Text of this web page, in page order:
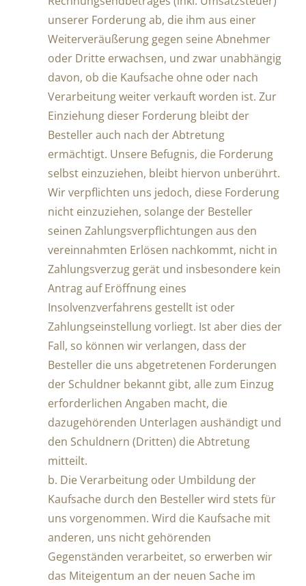
unserer Forderung ab, die ihm aus einer
Weiterveräußerung gegen seine Abnehmer
oder Dritte erwachsen, und zwar unabhängig
davon, ob die Kaufsache ohne oder nach
Verarbeitung weiter verkauft worden ist. Zur
Einziehung dieser Forderung bleibt der
Besteller auch nach der Abtretung
ermächtigt. Unsere Befugnis, die Forderung
selbst einzuziehen, bleibt hiervon unberührt.
Wir verpflichten uns jedoch, diese Forderung
nicht einzuziehen, solange der Besteller
seinen Zahlungsverpflichtungen aus den
vereinnahmten Erlösen nachkommt, nicht in
Zahlungsverzug gerät und insbesondere kein
Antrag auf Eröffnung eines
Insolvenzverfahrens gestellt ist oder
Zahlungseinstellung vorliegt. Ist aber dies der
Fall, so können wir verlangen, dass der
Besteller die uns abgetretenen Forderungen
der Schuldner bekannt gibt, alle zum Einzug
erforderlichen Angaben macht, die
dazugehörenden Unterlagen aushändigt und
den Schuldnern (Dritten) die Abtretung
mitteilt.
b. Die Verarbeitung oder Umbildung der
Kaufsache durch den Besteller wird stets für
uns vorgenommen. Wird die Kaufsache mit
anderen, uns nicht gehörenden
Gegenständen verarbeitet, so erwerben wir
das Miteigentum an der neuen Sache im